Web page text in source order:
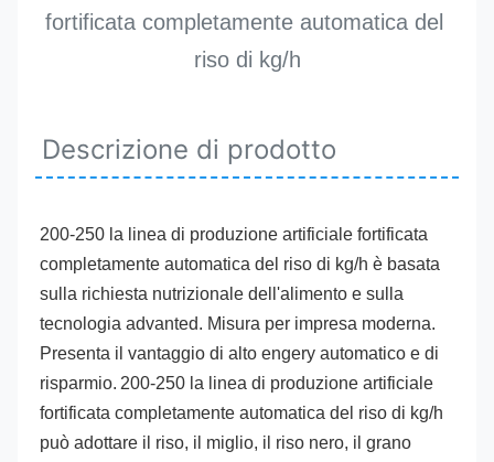
fortificata completamente automatica del
riso di kg/h
Descrizione di prodotto
200-250 la linea di produzione artificiale fortificata
completamente automatica del riso di kg/h è basata
sulla richiesta nutrizionale dell'alimento e sulla
tecnologia advanted. Misura per impresa moderna.
Presenta il vantaggio di alto engery automatico e di
risparmio. 200-250 la linea di produzione artificiale
fortificata completamente automatica del riso di kg/h
può adottare il riso, il miglio, il riso nero, il grano